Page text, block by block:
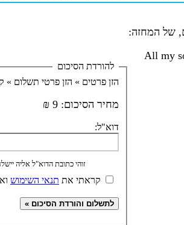
להורדת הסיכום
הזן פרטים » הזן פרטי תשלום »
מחיר הסיכום: 9 ₪
דוא"ל:
זוהי כתובת הדוא"ל אליה
תנאי השימוש